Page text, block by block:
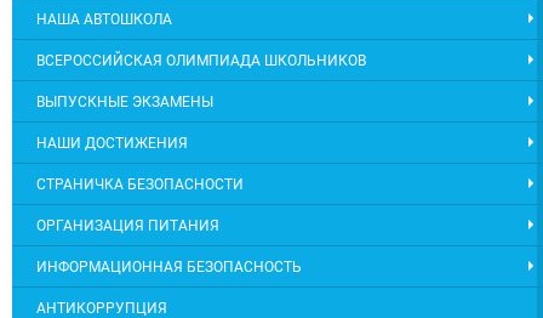
НАША АВТОШКОЛА
ВСЕРОССИЙСКАЯ ОЛИМПИАДА ШКОЛЬНИКОВ
ВЫПУСКНЫЕ ЭКЗАМЕНЫ
НАШИ ДОСТИЖЕНИЯ
СТРАНИЧКА БЕЗОПАСНОСТИ
ОРГАНИЗАЦИЯ ПИТАНИЯ
ИНФОРМАЦИОННАЯ БЕЗОПАСНОСТЬ
АНТИКОРРУПЦИЯ